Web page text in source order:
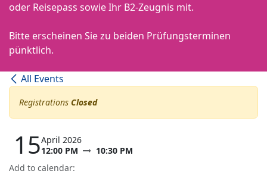
oder Reisepass sowie Ihr B2-Zeugnis mit.
Bitte erscheinen Sie zu beiden Prüfungsterminen
pünktlich.
All Events
Registrations Closed
15April 2026
12:00 PM
10:30 PM
Add to calendar: